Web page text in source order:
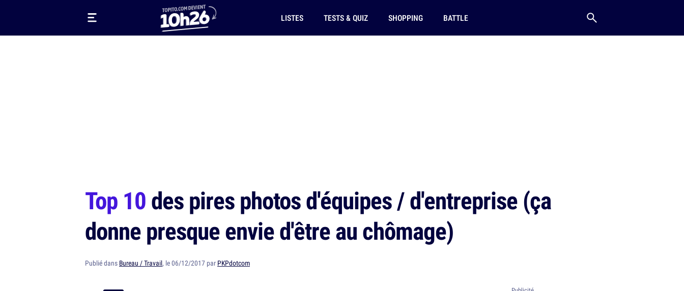
LISTES TESTS & QUIZ SHOPPING BATTLE
Top 10des pires photos d'équipes / d'entreprise (ça
donne presque envie d'être au chômage)
Publié dans Bureau / Travail, le 06/12/2017 par PKPdotcom